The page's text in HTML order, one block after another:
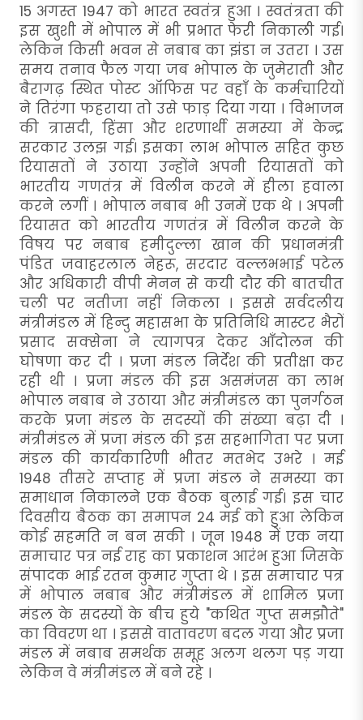
15 अगस्त 1947 को भारत स्वतंत्र हुआ । स्वतंत्रता की
इस खुशी में भोपाल में भी प्रभात फेरी निकाली गई।
लेकिन किसी भवन से नबाब का झंडा न उतरा । उस
समय तनाव फैल गया जब भोपाल के जुमेराती और
बैरागढ़ स्थित पोस्ट ऑफिस पर वहाँ के कर्मचारियों
ने तिरंगा फहराया तो उसे फाड़ दिया गया । विभाजन
की त्रासदी, हिंसा और शरणार्थी समस्या में केन्द्र
सरकार उलझ गई। इसका लाभ भोपाल सहित कुछ
रियासतों ने उठाया उन्होंने अपनी रियासतों को
भारतीय गणतंत्र में विलीन करने में हीला हवाला
करने लगीं । भोपाल नबाब भी उनमें एक थे । अपनी
रियासत को भारतीय गणतंत्र में विलीन करने के
विषय पर नबाब हमीदुल्ला खान की प्रधानमंत्री
पंडित जवाहरलाल नेहरू, सरदार वल्लभभाई पटेल
और अधिकारी वीपी मेनन से कयी दौर की बातचीत
चली पर नतीजा नहीं निकला । इससे सर्वदलीय
मंत्रीमंडल में हिन्दु महासभा के प्रतिनिधि मास्टर भैरों
प्रसाद सक्सेना ने त्यागपत्र देकर आँदोलन की
घोषणा कर दी । प्रजा मंडल निर्देश की प्रतीक्षा कर
रही थी । प्रजा मंडल की इस असमंजस का लाभ
भोपाल नबाब ने उठाया और मंत्रीमंडल का पुनर्गठन
करके प्रजा मंडल के सदस्यों की संख्या बढ़ा दी ।
मंत्रीमंडल में प्रजा मंडल की इस सहभागिता पर प्रजा
मंडल की कार्यकारिणी भीतर मतभेद उभरे । मई
1948 तीसरे सप्ताह में प्रजा मंडल ने समस्या का
समाधान निकालने एक बैठक बुलाई गई। इस चार
दिवसीय बैठक का समापन 24 मई को हुआ लेकिन
कोई सहमति न बन सकी । जून 1948 में एक नया
समाचार पत्र नई राह का प्रकाशन आरंभ हुआ जिसके
संपादक भाई रतन कुमार गुप्ता थे । इस समाचार पत्र
में भोपाल नबाब और मंत्रीमंडल में शामिल प्रजा
मंडल के सदस्यों के बीच हुये "कथित गुप्त समझौते"
का विवरण था । इससे वातावरण बदल गया और प्रजा
मंडल में नबाब समर्थक समूह अलग थलग पड़ गया
लेकिन वे मंत्रीमंडल में बने रहे ।